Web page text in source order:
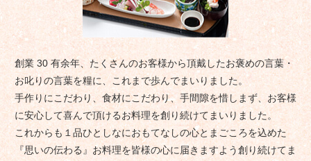
創業 30 有余年、たくさんのお客様から頂戴したお褒めの言葉・
お叱りの言葉を糧に、これまで歩んでまいりました。
手作りにこだわり、食材にこだわり、手間隙を惜しまず、お客様
に安心して喜んで頂けるお料理を創り続けてまいりました。
これからも１品ひとしなにおもてなしの心とまごころを込めた
『思いの伝わる』お料理を皆様の心に届きますよう創り続けてま